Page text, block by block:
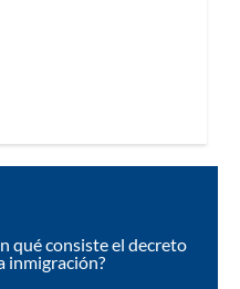
qué consiste el decreto
inmigración?